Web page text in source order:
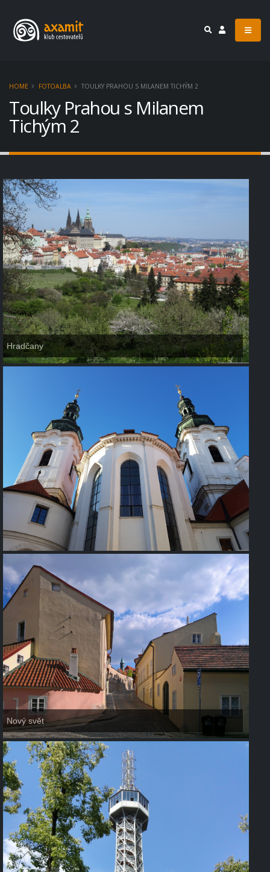
HOME FOTOALBA TOULKY PRAHOU S MILANEM TICHÝM 2
Toulky Prahou s Milanem
Tichým 2
Hradčany
Nový svět